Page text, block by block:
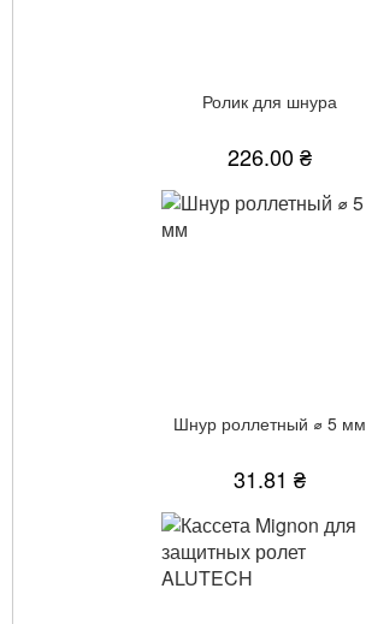
Ролик для шнура
226.00 ₴
Шнур роллетный ⌀ 5 мм
31.81 ₴